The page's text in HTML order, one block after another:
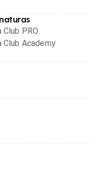
Club PRO
Club Academy